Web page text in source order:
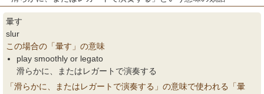
暈す
slur
この場合の「暈す」の意味
play smoothly or legato
滑らかに、またはレガートで演奏する
「滑らかに、またはレガートで演奏する」の意味で使われる「暈